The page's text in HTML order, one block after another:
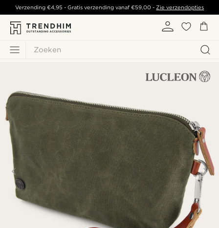
Zoeken
Verzending €4,95 - Gratis verzending vanaf€59,00 -Zie verzendopties